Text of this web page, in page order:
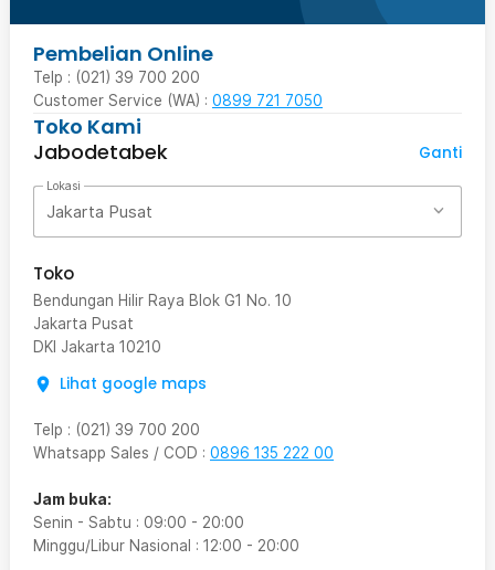
Pembelian Online
Telp : (021) 39 700 200
Customer Service (WA) : 0899 721 7050
Toko Kami
Jabodetabek
Ganti
Lokasi
Jakarta Pusat
Toko
Bendungan Hilir Raya Blok G1 No. 10
Jakarta Pusat
DKI Jakarta 10210
Lihat google maps
Telp : (021) 39 700 200
Whatsapp Sales / COD : 0896 135 222 00
Jam buka:
Senin - Sabtu : 09:00 - 20:00
Minggu/Libur Nasional : 12:00 - 20:00